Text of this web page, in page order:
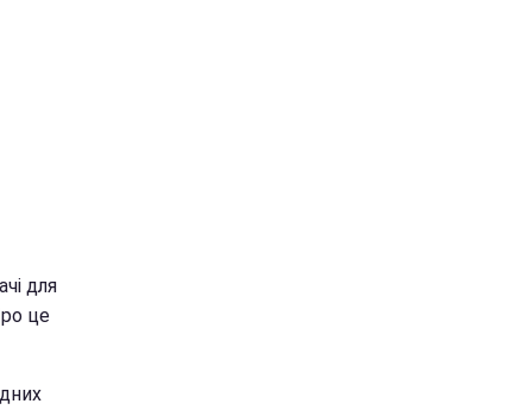
для
це